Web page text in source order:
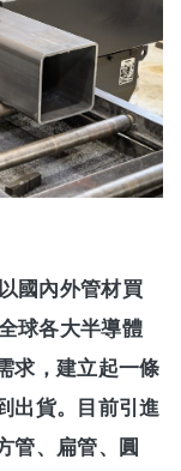
國內外管材買
球各大半導體
求，建立起一條
出貨。目前引進
管、扁管、圓